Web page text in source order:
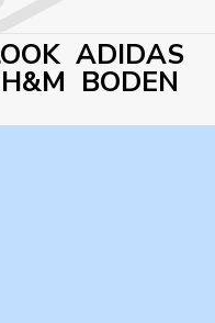
ADIDAS
BODEN